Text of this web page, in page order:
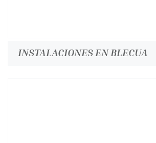
INSTALACIONES EN BLECUA